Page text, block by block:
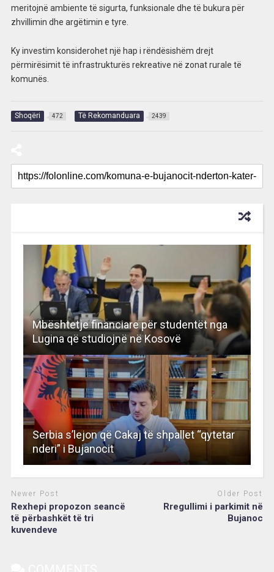
meritojnë ambiente të sigurta, funksionale dhe të bukura për
zhvillimin dhe argëtimin e tyre.
Ky investim konsiderohet një hap i rëndësishëm drejt
përmirësimit të infrastrukturës rekreative në zonat rurale të
komunës.
Shoqëri 472 Të Rekomanduara 2439
Mbështetje financiare për studentët nga
Lugina që studiojnë në Kosovë
Serbia s’lejon që Cakaj të shpallet “qytetar
nderi” i Bujanocit
Newer Post
Rexhepi propozon seancë
të përbashkët të tri
kuvendeve
Older Post
Rregullimi i parkimit në
Bujanoc